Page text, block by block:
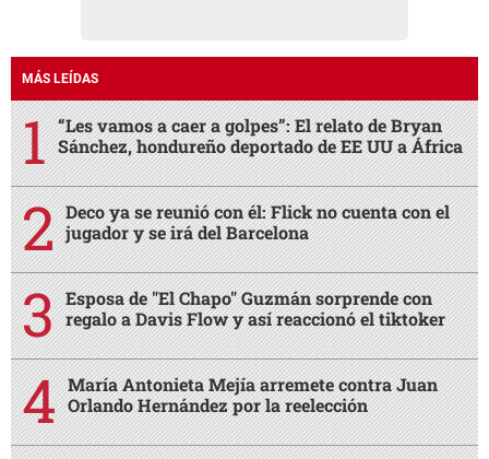
MÁS LEÍDAS
“Les vamos a caer a golpes”: El relato de Bryan
Sánchez, hondureño deportado de EE UU a África
Deco ya se reunió con él: Flick no cuenta con el
jugador y se irá del Barcelona
Esposa de "El Chapo" Guzmán sorprende con
regalo a Davis Flow y así reaccionó el tiktoker
María Antonieta Mejía arremete contra Juan
Orlando Hernández por la reelección